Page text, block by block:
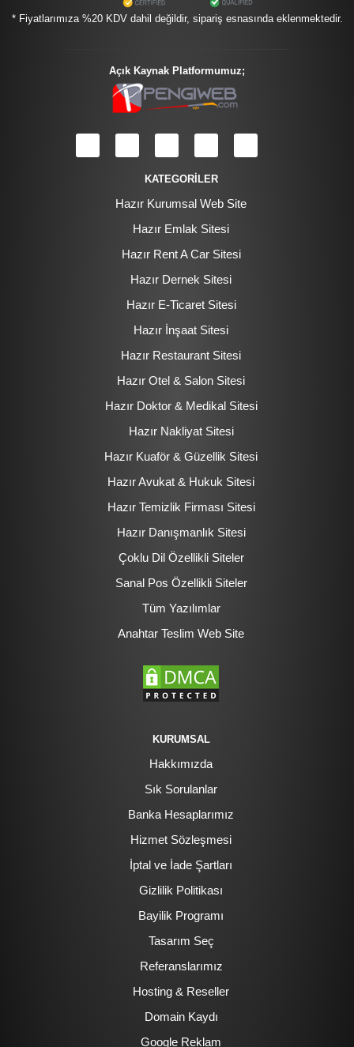
* Fiyatlarımıza %20 KDV dahil değildir, sipariş esnasında eklenmektedir.
Açık Kaynak Platformumuz;
KATEGORİLER
Hazır Kurumsal Web Site
Hazır Emlak Sitesi
Hazır Rent A Car Sitesi
Hazır Dernek Sitesi
Hazır E-Ticaret Sitesi
Hazır İnşaat Sitesi
Hazır Restaurant Sitesi
Hazır Otel & Salon Sitesi
Hazır Doktor & Medikal Sitesi
Hazır Nakliyat Sitesi
Hazır Kuaför & Güzellik Sitesi
Hazır Avukat & Hukuk Sitesi
Hazır Temizlik Firması Sitesi
Hazır Danışmanlık Sitesi
Çoklu Dil Özellikli Siteler
Sanal Pos Özellikli Siteler
Tüm Yazılımlar
Anahtar Teslim Web Site
KURUMSAL
Hakkımızda
Sık Sorulanlar
Banka Hesaplarımız
Hizmet Sözleşmesi
İptal ve İade Şartları
Gizlilik Politikası
Bayilik Programı
Tasarım Seç
Referanslarımız
Hosting & Reseller
Domain Kaydı
Google Reklam